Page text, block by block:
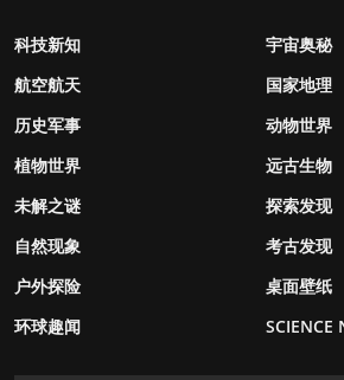
科技新知
宇宙奥秘
航空航天
国家地理
历史军事
动物世界
植物世界
远古生物
未解之谜
探索发现
自然现象
考古发现
户外探险
桌面壁纸
环球趣闻
SCIENCE